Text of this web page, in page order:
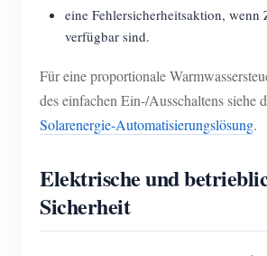
eine Fehlersicherheitsaktion, wenn
verfügbar sind.
Für eine proportionale
des einfachen Ein-/Ausschaltens siehe
Solarenergie-Automatisierungslösung.
Elektrische und
Sicherheit